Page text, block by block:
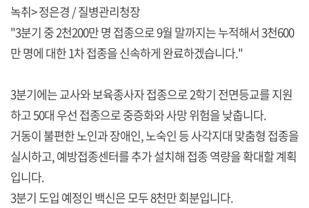
녹취> 정은경 / 질병관리청장
"3분기 중 2천200만 명 접종으로 9월 말까지는 누적해서 3천600
만 명에 대한 1차 접종을 신속하게 완료하겠습니다."
3분기에는 교사와 보육종사자 접종으로 2학기 전면등교를 지원
하고 50대 우선 접종으로 중증화와 사망 위험을 낮춥니다.
거동이 불편한 노인과 장애인, 노숙인 등 사각지대 맞춤형 접종을
실시하고, 예방접종센터를 추가 설치해 접종 역량을 확대할 계획
입니다.
3분기 도입 예정인 백신은 모두 8천만 회분입니다.